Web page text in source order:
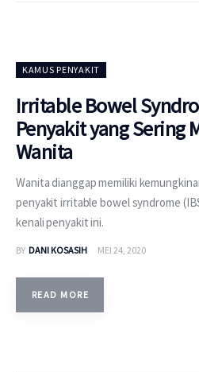
KAMUS PENYAKIT
Irritable Bowel
Penyakit yang Sering
Wanita
Wanita dianggap memiliki
penyakit irritable bowel syndrome
kenali penyakit ini.
BY DANI KOSASIH MEI 24, 2020
READ MORE